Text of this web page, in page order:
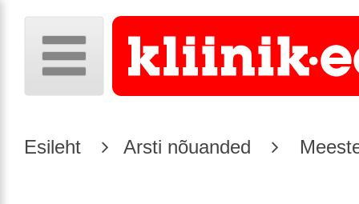
Esileht Arsti nõuanded